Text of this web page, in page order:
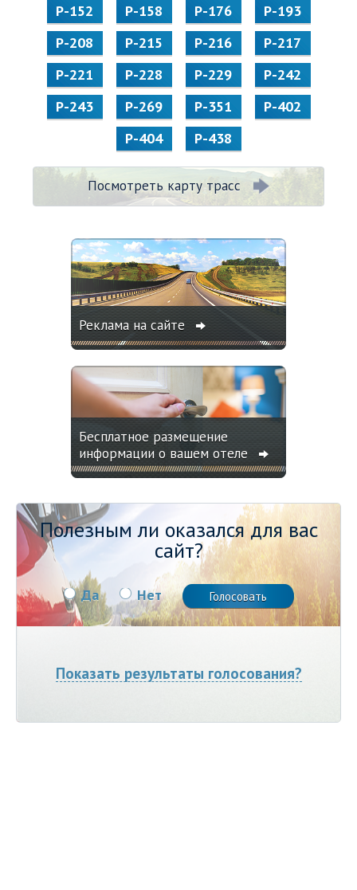
Р-152
Р-158 Р-176
Р-193
Р-208
Р-215 Р-216
Р-217
Р-221
Р-228 Р-229
Р-242
Р-243
Р-269 Р-351
Р-402
Р-404
Р-438
Посмотреть карту трасс
Реклама на сайте
Бесплатное размещение
информации о вашем отеле
Полезным ли оказался для вас
сайт?
Да Нет
Показать результаты голосования?